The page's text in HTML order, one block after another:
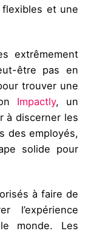
et une
extrêmement
être pas en
trouver une
Impactly, un
à discerner les
des employés,
solide pour
à faire de
l’expérience
monde. Les